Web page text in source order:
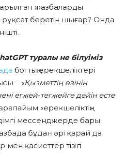
жазбаларды
беретін шығар? Онда
туралы не білуіміз
боттың ерекшеліктері
– «Қызметтің өзінің
егжей-тегжейге дейін есте
«ерекшеліктің»
мессенджерде бары
бұдан әрі қарай да
мен қасиеттер тізіп